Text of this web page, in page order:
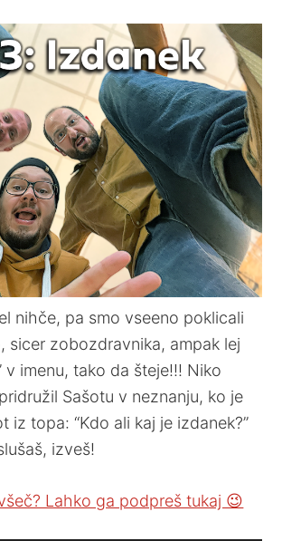
nihče, pa smo vseeno poklicali
sicer zobozdravnika, ampak lej
v imenu, tako da šteje!!! Niko
Sašotu v neznanju, ko je
iz topa: “Kdo ali kaj je izdanek?”
izveš!
Lahko ga podpreš tukaj 😉